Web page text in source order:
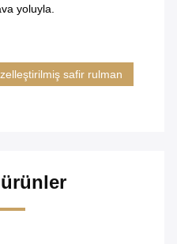
yoluyla.
safir rulman